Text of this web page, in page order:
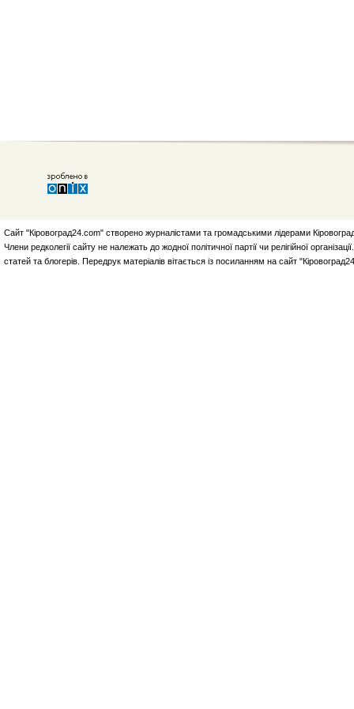
Сайт "Кіровоград24.com" створено журналістами та громадськими лідерами
Члени редколегії сайту не належать до жодної політичної партії чи релігійної
статей та блогерів. Передрук матеріалів вітається із посиланням на сайт